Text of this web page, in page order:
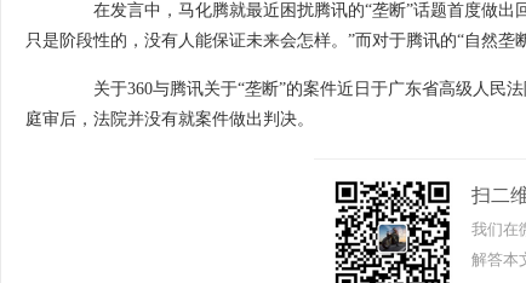
在发言中，马化腾就最近困扰腾讯的“垄断”话题首度做出回
只是阶段性的，没有人能保证未来会怎样。”而对于腾讯的“自然
关于360与腾讯关于“垄断”的案件近日于广东省高级人民法
庭审后，法院并没有就案件做出判决。
扫二
我们在
解答本